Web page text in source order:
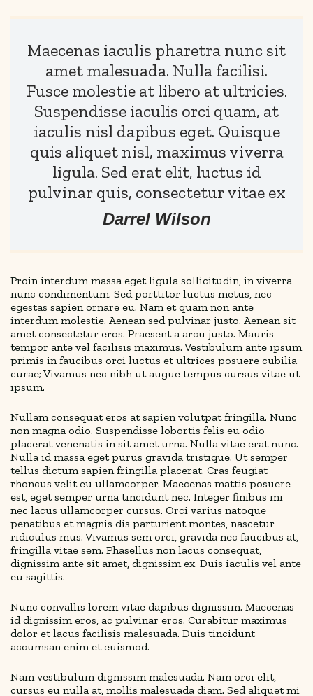
Maecenas iaculis pharetra nunc sit
amet malesuada. Nulla facilisi.
Fusce molestie at libero at ultricies.
Suspendisse iaculis orci quam, at
iaculis nisl dapibus eget. Quisque
quis aliquet nisl, maximus viverra
ligula. Sed erat elit, luctus id
pulvinar quis, consectetur vitae ex
Darrel Wilson
Proin interdum massa eget ligula sollicitudin, in viverra
nunc condimentum. Sed porttitor luctus metus, nec
egestas sapien ornare eu. Nam et quam non ante
interdum molestie. Aenean sed pulvinar justo. Aenean sit
amet consectetur eros. Praesent a arcu justo. Mauris
tempor ante vel facilisis maximus. Vestibulum ante ipsum
primis in faucibus orci luctus et ultrices posuere cubilia
curae; Vivamus nec nibh ut augue tempus cursus vitae ut
ipsum.
Nullam consequat eros at sapien volutpat fringilla. Nunc
non magna odio. Suspendisse lobortis felis eu odio
placerat venenatis in sit amet urna. Nulla vitae erat nunc.
Nulla id massa eget purus gravida tristique. Ut semper
tellus dictum sapien fringilla placerat. Cras feugiat
rhoncus velit eu ullamcorper. Maecenas mattis posuere
est, eget semper urna tincidunt nec. Integer finibus mi
nec lacus ullamcorper cursus. Orci varius natoque
penatibus et magnis dis parturient montes, nascetur
ridiculus mus. Vivamus sem orci, gravida nec faucibus at,
fringilla vitae sem. Phasellus non lacus consequat,
dignissim ante sit amet, dignissim ex. Duis iaculis vel ante
eu sagittis.
Nunc convallis lorem vitae dapibus dignissim. Maecenas
id dignissim eros, ac pulvinar eros. Curabitur maximus
dolor et lacus facilisis malesuada. Duis tincidunt
accumsan enim et euismod.
Nam vestibulum dignissim malesuada. Nam orci elit,
cursus eu nulla at, mollis malesuada diam. Sed aliquet mi